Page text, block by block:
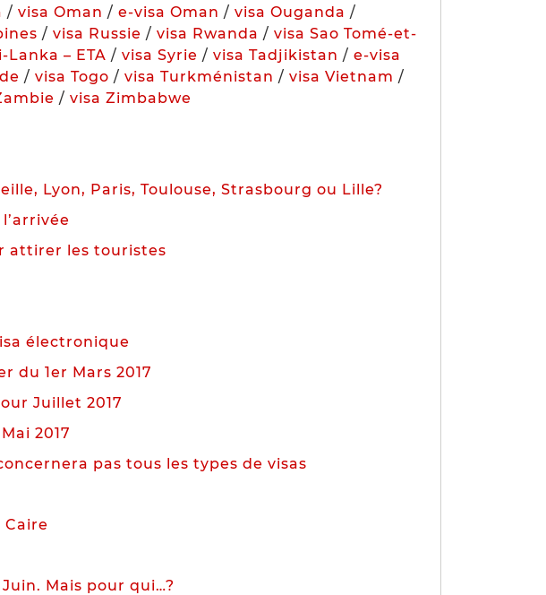
/ visa Oman / e-visa Oman / visa Ouganda /
/ visa Russie / visa Rwanda / visa Sao Tomé-et-
Lanka – ETA / visa Syrie / visa Tadjikistan / e-visa
/ visa Togo / visa Turkménistan / visa Vietnam /
/ visa Zimbabwe
Lyon, Paris, Toulouse, Strasbourg ou Lille?
attirer les touristes
électronique
du 1er Mars 2017
Juillet 2017
2017
pas tous les types de visas
Caire
Mais pour qui…?